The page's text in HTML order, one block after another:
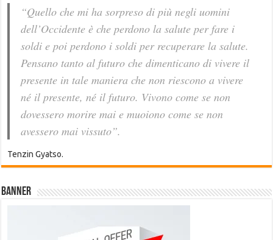
“Quello che mi ha sorpreso di più negli uomini
dell’Occidente è che perdono la salute per fare i
soldi e poi perdono i soldi per recuperare la salute.
Pensano tanto al futuro che dimenticano di vivere il
presente in tale maniera che non riescono a vivere
né il presente, né il futuro. Vivono come se non
dovessero morire mai e muoiono come se non
avessero mai vissuto”.
Tenzin Gyatso.
Banner